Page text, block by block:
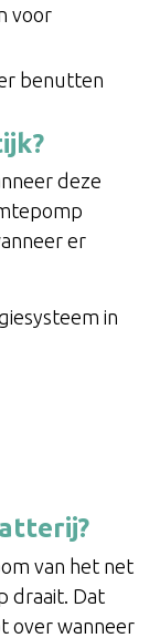
voor
benutten
deze
er
in
van het net
draait. Dat
over wanneer